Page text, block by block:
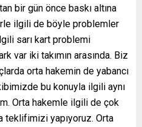
bir gün önce baskı altına
ilgili de böyle problemler
sarı kart problemi
var iki takımın arasında. Biz
orta hakemin de yabancı
bu konuyla ilgili aynı
Orta hakemle ilgili de çok
teklifimizi yapıyoruz. Orta